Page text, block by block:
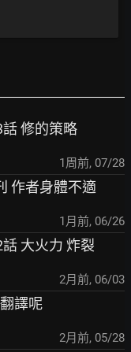
修的策略
1周前, 07/28
作者身體不適
1月前, 06/26
大火力 炸裂
2月前, 06/03
譯呢
2月前, 05/28